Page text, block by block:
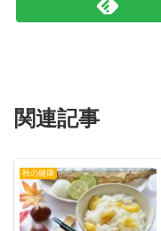
関連記事
秋の健康